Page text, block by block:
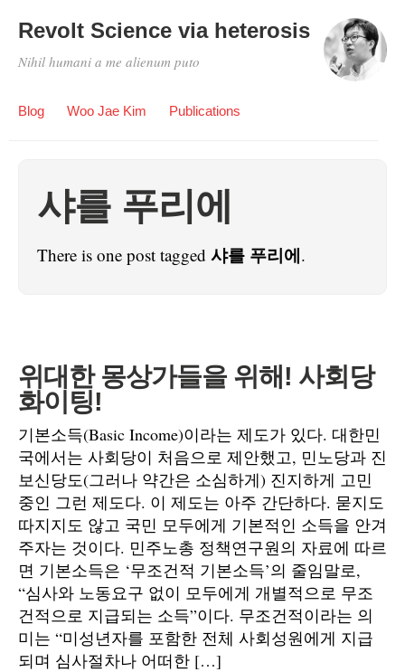
Revolt Science via heterosis
Nihil humani a me alienum puto
Blog Woo Jae Kim Publications
샤를 푸리에
There is one post tagged 샤를 푸리에.
위대한 몽상가들을 위해! 사회당
화이팅!
기본소득(Basic Income)이라는 제도가 있다. 대한민
국에서는 사회당이 처음으로 제안했고, 민노당과 진
보신당도(그러나 약간은 소심하게) 진지하게 고민
중인 그런 제도다. 이 제도는 아주 간단하다. 묻지도
따지지도 않고 국민 모두에게 기본적인 소득을 안겨
주자는 것이다. 민주노총 정책연구원의 자료에 따르
면 기본소득은 ‘무조건적 기본소득’의 줄임말로,
“심사와 노동요구 없이 모두에게 개별적으로 무조
건적으로 지급되는 소득”이다. 무조건적이라는 의
미는 “미성년자를 포함한 전체 사회성원에게 지급
되며 심사절차나 어떠한 […]